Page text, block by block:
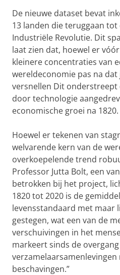
De nieuwe dataset bevat
13 landen die teruggaan
Industriële Revolutie. Dit
laat zien dat, hoewel er
kleinere concentraties van
wereldeconomie pas na dat
versnellen Dit onderstreept
door technologie
economische groei na 1820.
Hoewel er tekenen van
welvarende kern van de
overkoepelende trend
Professor Jutta Bolt, een
betrokken bij het project,
1820 tot 2020 is de
levensstandaard met maar
gestegen, wat een van de
verschuivingen in het
markeert sinds de
beschavingen.”